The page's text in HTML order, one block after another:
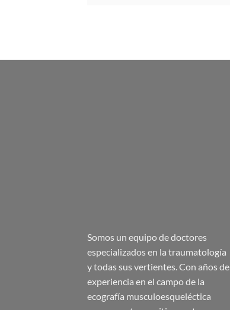
Somos un equipo de doctores
especializados en la traumatología
y todas sus vertientes. Con años de
experiencia en el campo de la
ecografía musculoesqueléctica